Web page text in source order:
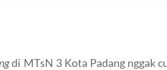
di MTsN 3 Kota Padang nggak